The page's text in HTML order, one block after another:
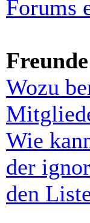
Forums
Wozu
Wie
der
den